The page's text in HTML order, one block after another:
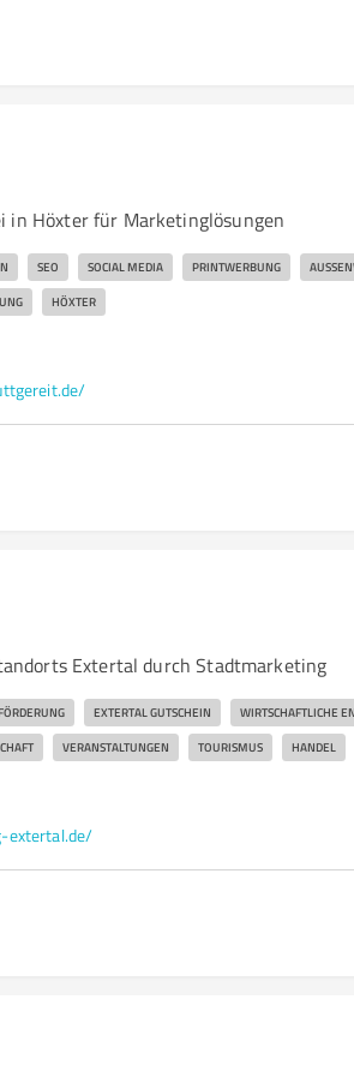
in Höxter für Marketinglösungen
SEO SOCIAL MEDIA PRINTWERBUNG
HÖXTER
Extertal durch Stadtmarketing
EXTERTAL GUTSCHEIN WIRTSCHAFTLICHE
VERANSTALTUNGEN TOURISMUS HANDEL
extertal.de/